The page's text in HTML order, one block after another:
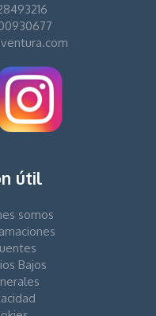
útil
somos
Bajos